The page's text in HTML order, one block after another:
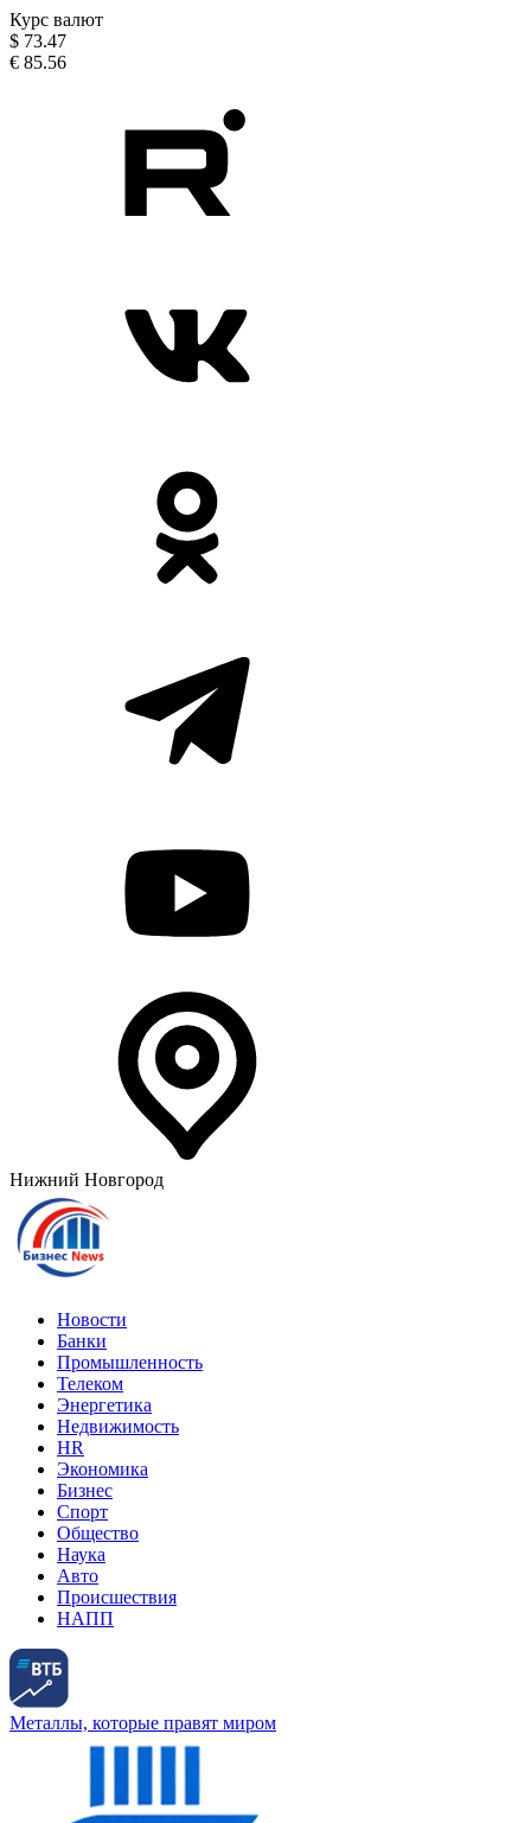
Курс валют
$ 73.47
€ 85.56
Нижний Новгород
Новости
Банки
Промышленность
Телеком
Энергетика
Недвижимость
HR
Экономика
Бизнес
Спорт
Общество
Наука
Авто
Происшествия
НАПП
Металлы, которые правят миром